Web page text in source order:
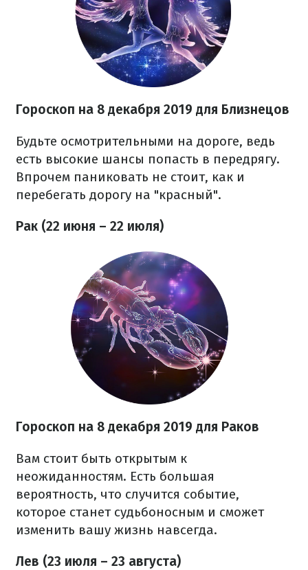
Гороскоп на 8 декабря 2019 для Близнецов
Будьте осмотрительными на дороге, ведь
есть высокие шансы попасть в передрягу.
Впрочем паниковать не стоит, как и
перебегать дорогу на "красный".
Рак (22 июня – 22 июля)
Гороскоп на 8 декабря 2019 для Раков
Вам стоит быть открытым к
неожиданностям. Есть большая
вероятность, что случится событие,
которое станет судьбоносным и сможет
изменить вашу жизнь навсегда.
Лев (23 июля – 23 августа)